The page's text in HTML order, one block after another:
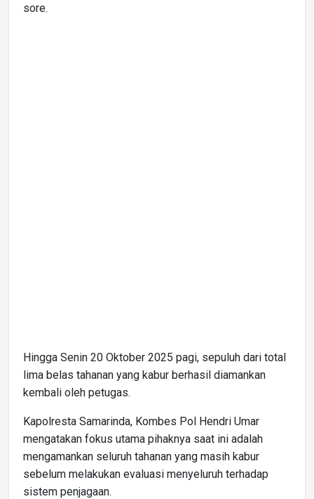
sore.
Hingga Senin 20 Oktober 2025 pagi, sepuluh dari total
lima belas tahanan yang kabur berhasil diamankan
kembali oleh petugas.
Kapolresta Samarinda, Kombes Pol Hendri Umar
mengatakan fokus utama pihaknya saat ini adalah
mengamankan seluruh tahanan yang masih kabur
sebelum melakukan evaluasi menyeluruh terhadap
sistem penjagaan.